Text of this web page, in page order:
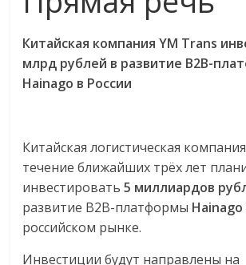
Китайская компания YM Trans
млрд рублей в развитие B2B-
Hainago в России
Китайская логистическая
течение ближайших трёх лет
инвестировать5 миллиардов
развитие B2B-платформы Hainago
российском рынке.
Инвестиции будут направлены на